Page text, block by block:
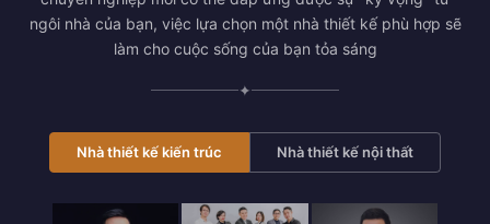
ngôi nhà của bạn, việc lựa chọn một nhà thiết kế phù hợp sẽ
làm cho cuộc sống của bạn tỏa sáng
✦
Nhà thiết kế kiến trúc Nhà thiết kế nội thất